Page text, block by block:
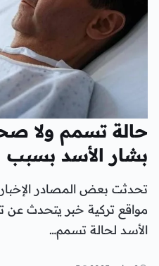
حالة تسمم ولا
بشار الأسد بسبب
تحدثت بعض المصادر
مواقع تركية خبر يتحدث عن
الأسد لحالة تسمم…